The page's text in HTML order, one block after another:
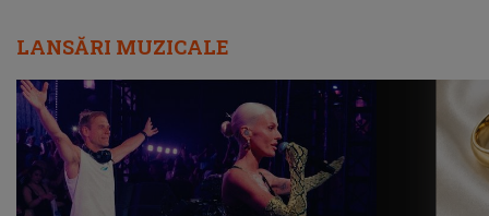
LANSĂRI MUZICALE